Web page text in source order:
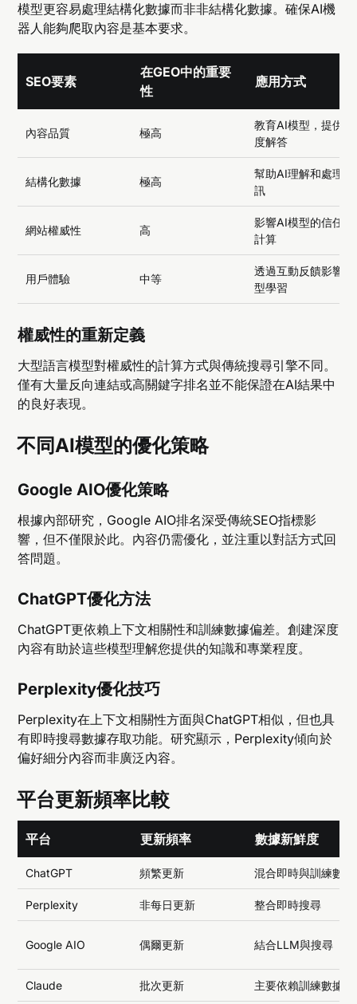
模型更容易處理結構化數據而非非結構化數據。確保AI機
器人能夠爬取內容是基本要求。
SEO要素
在GEO中的重要
性
應用方式
內容品質 極高
教育AI模型，提供深
度解答
結構化數據 極高
幫助AI理解和處理資
訊
網站權威性 高
影響AI模型的信任度
計算
用戶體驗 中等
透過互動反饋影響模
型學習
權威性的重新定義
大型語言模型對權威性的計算方式與傳統搜尋引擎不同。
僅有大量反向連結或高關鍵字排名並不能保證在AI結果中
的良好表現。
不同AI模型的優化策略
Google AIO優化策略
根據內部研究，Google AIO排名深受傳統SEO指標影
響，但不僅限於此。內容仍需優化，並注重以對話方式回
答問題。
ChatGPT優化方法
ChatGPT更依賴上下文相關性和訓練數據偏差。創建深度
內容有助於這些模型理解您提供的知識和專業程度。
Perplexity優化技巧
Perplexity在上下文相關性方面與ChatGPT相似，但也具
有即時搜尋數據存取功能。研究顯示，Perplexity傾向於
偏好細分內容而非廣泛內容。
平台更新頻率比較
平台 更新頻率 數據新鮮度
ChatGPT 頻繁更新 混合即時與訓練數據
Perplexity 非每日更新 整合即時搜尋
Google AIO 偶爾更新 結合LLM與搜尋
Claude 批次更新 主要依賴訓練數據